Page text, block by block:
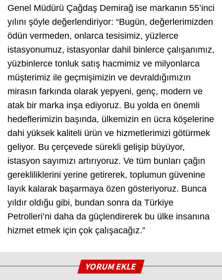
Genel Müdürü Çağdaş Demirağ ise markanın 55’inci
yılını şöyle değerlendiriyor: “Bugün, değerlerimizden
ödün vermeden, onlarca tesisimiz, yüzlerce
istasyonumuz, istasyonlar dahil binlerce çalışanımız,
yüzbinlerce tonluk satış hacmimiz ve milyonlarca
müşterimiz ile geçmişimizin ve devraldığımızın
mirasın farkında olarak yepyeni, genç, modern ve
atak bir marka inşa ediyoruz. Bu yolda en önemli
hedeflerimizin başında, ülkemizin en ücra köşelerine
dahi yüksek kaliteli ürün ve hizmetlerimizi götürmek
geliyor. Bu çerçevede sürekli gelişip büyüyor,
istasyon sayımızı artırıyoruz. Ve tüm bunları çağın
gerekliliklerini yerine getirerek, toplumun güvenine
layık kalarak başarmaya özen gösteriyoruz. Bunca
yıldır oldığu gibi, bundan sonra da Türkiye
Petrolleri’ni daha da güçlendirerek bu ülke insanına
hizmet etmek için çok çalışacağız.”
YORUM EKLE